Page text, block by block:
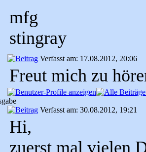
mfg
stingray
Verfasst am: 17.08.2012, 20:06
Freut mich zu
Verfasst am: 30.08.2012, 19:21
Hi,
zuerst mal vielen